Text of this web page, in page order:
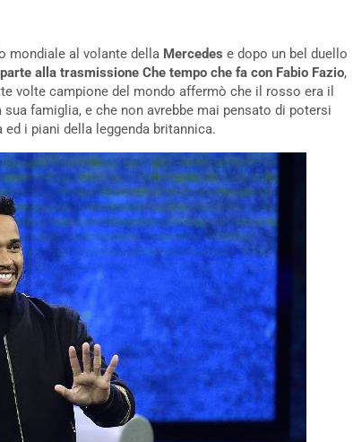
mondiale al volante della Mercedes e dopo un bel duello
alla trasmissione Che tempo che fa con Fabio Fazio,
volte campione del mondo affermò che il rosso era il
famiglia, e che non avrebbe mai pensato di potersi
i piani della leggenda britannica.